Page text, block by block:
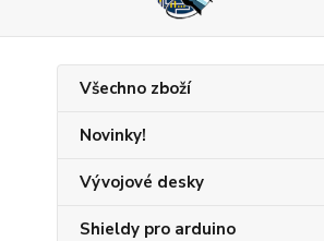
Všechno zboží
Novinky!
Vývojové desky
Shieldy pro arduino